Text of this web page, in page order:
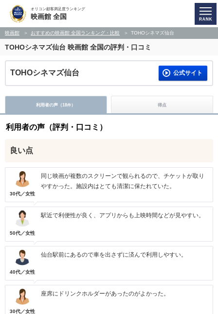
オリコン顧客満足度ランキング
映画館 全国
映画館 おすすめの映画館 全国ランキング・比較 TOHOシネマズ仙台
TOHOシネマズ仙台 映画館 全国の評判・口コミ
TOHOシネマズ仙台 公式サイト
利用者の声（18件） 得点
利用者の声（評判・口コミ）
良い点
30代／女性
同じ映画が複数のスクリーンで観られるので、チケットが取り
やすかった。施設内はとても清潔に保たれていた。
50代／女性
駅近で利便性が良く、アプリからも上映時間などが見やすい。
40代／女性
仙台駅前にあるので車を出さずに済んで利用しやすい。
30代／女性
座席にドリンクホルダーがあったのがよかった。